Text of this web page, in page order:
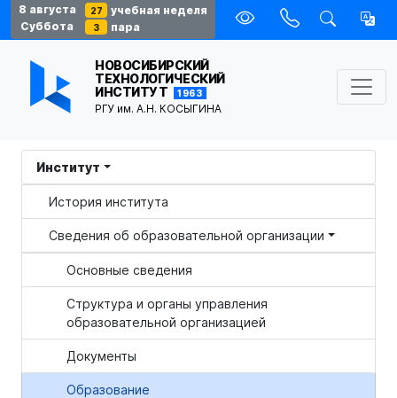
8 августа 27
учебная неделя
Суббота
3 пара
НОВОСИБИРСКИЙ
ТЕХНОЛОГИЧЕСКИЙ
ИНСТИТУТ
1963
РГУ им. А.Н. КОСЫГИНА
Институт
История института
Сведения об образовательной организации
Основные сведения
Структура и органы управления
образовательной организацией
Документы
Образование